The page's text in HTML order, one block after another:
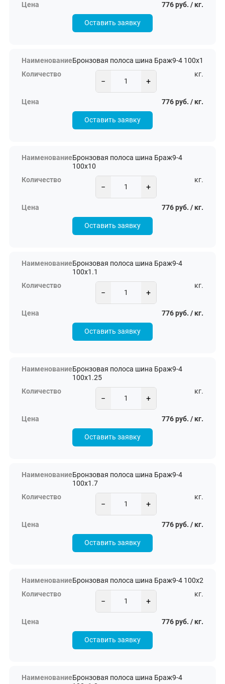
776 руб. / кг.
Оставить заявку
Бронзовая полоса шина Браж9-4 100х1
− +
кг.
776 руб. / кг.
Оставить заявку
Бронзовая полоса шина Браж9-4
100х10
− +
кг.
776 руб. / кг.
Оставить заявку
Бронзовая полоса шина Браж9-4
100х1.1
− +
кг.
776 руб. / кг.
Оставить заявку
Бронзовая полоса шина Браж9-4
100х1.25
− +
кг.
776 руб. / кг.
Оставить заявку
Бронзовая полоса шина Браж9-4
100х1.7
− +
кг.
776 руб. / кг.
Оставить заявку
Бронзовая полоса шина Браж9-4 100х2
− +
кг.
776 руб. / кг.
Оставить заявку
Бронзовая полоса шина Браж9-4